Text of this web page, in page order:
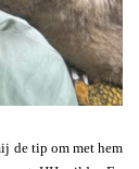
de tip om met hem